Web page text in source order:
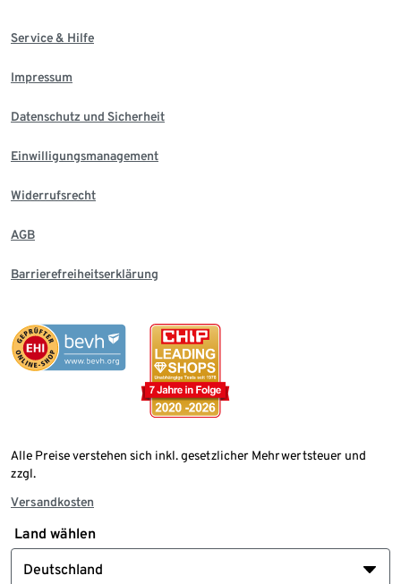
Service & Hilfe
Impressum
Datenschutz und Sicherheit
Einwilligungsmanagement
Widerrufsrecht
AGB
Barrierefreiheitserklärung
Alle Preise verstehen sich inkl. gesetzlicher Mehrwertsteuer und
zzgl.
Versandkosten
Land wählen
Deutschland